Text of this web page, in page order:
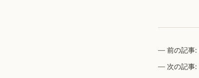
前の記事:
次の記事: